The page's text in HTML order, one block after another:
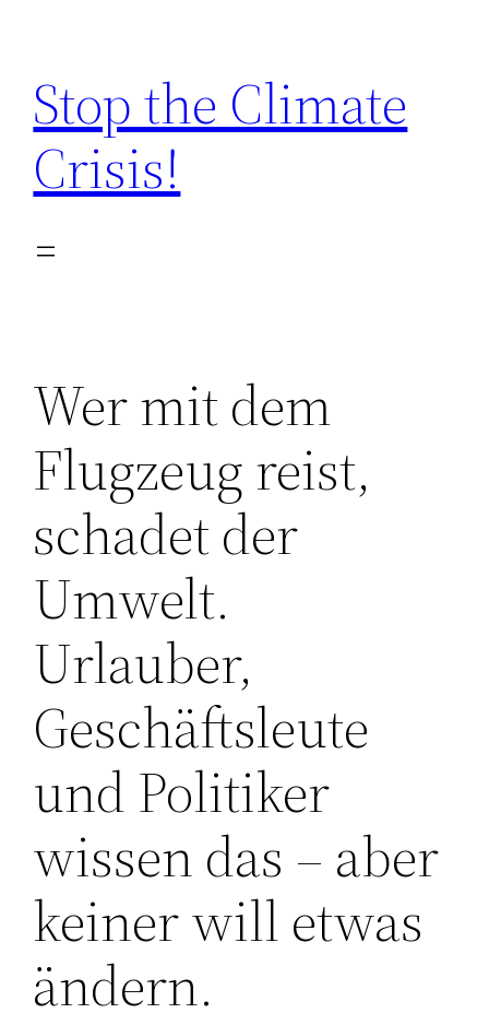
springen
Stop the Climate
Crisis!
Wer mit dem
Flugzeug reist,
schadet der
Umwelt.
Urlauber,
Geschäftsleute
und Politiker
wissen das – aber
keiner will etwas
ändern.